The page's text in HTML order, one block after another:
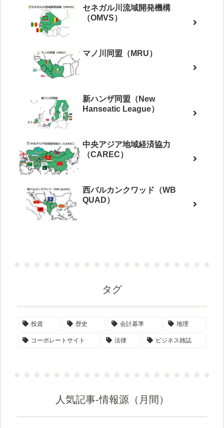
セネガル川流域開発機構
（OMVS）
マノ川同盟（MRU）
新ハンザ同盟（New
Hanseatic League）
中央アジア地域経済協力
（CAREC）
西バルカンクワッド（WB
QUAD）
タグ
投資 歴史 会計基準 地理
コーポレートサイト 法律 ビジネス雑誌
人気記事-情報源（月間）